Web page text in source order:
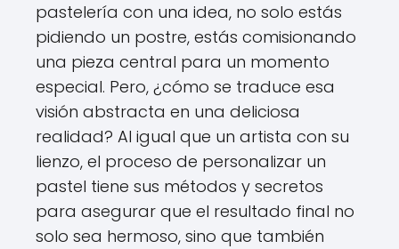
pastelería con una idea, no solo estás
pidiendo un postre, estás comisionando
una pieza central para un momento
especial. Pero, ¿cómo se traduce esa
visión abstracta en una deliciosa
realidad? Al igual que un artista con su
lienzo, el proceso de personalizar un
pastel tiene sus métodos y secretos
para asegurar que el resultado final no
solo sea hermoso, sino que también